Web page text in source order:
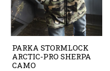
PARKA STORMLOCK
ARCTIC-PRO SHERPA
CAMO